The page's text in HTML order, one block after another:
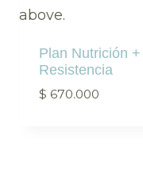
Plan Nutrición
Resistencia
$ 670.000